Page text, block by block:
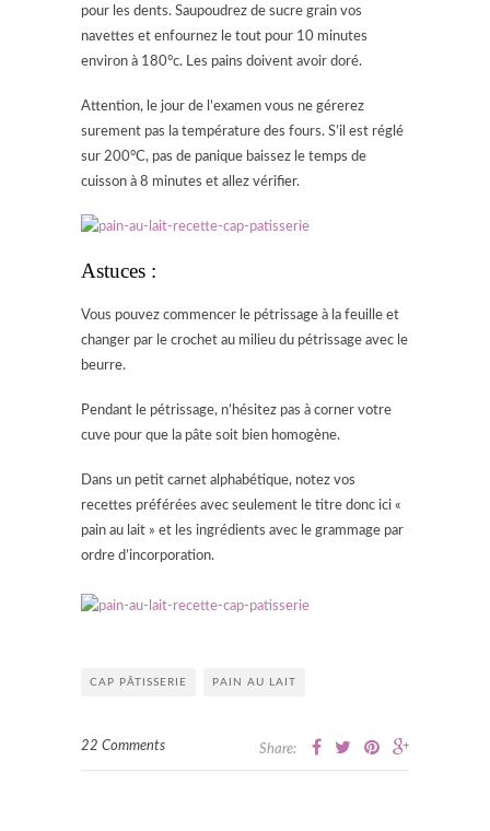
pour les dents. Saupoudrez de sucre grain vos
navettes et enfournez le tout pour 10 minutes
environ à 180°c. Les pains doivent avoir doré.
Attention, le jour de l’examen vous ne gérerez
surement pas la température des fours. S’il est réglé
sur 200°C, pas de panique baissez le temps de
cuisson à 8 minutes et allez vérifier.
Astuces :
Vous pouvez commencer le pétrissage à la feuille et
changer par le crochet au milieu du pétrissage avec le
beurre.
Pendant le pétrissage, n’hésitez pas à corner votre
cuve pour que la pâte soit bien homogène.
Dans un petit carnet alphabétique, notez vos
recettes préférées avec seulement le titre donc ici «
pain au lait » et les ingrédients avec le grammage par
ordre d’incorporation.
CAP PÂTISSERIE PAIN AU LAIT
22 Comments Share: